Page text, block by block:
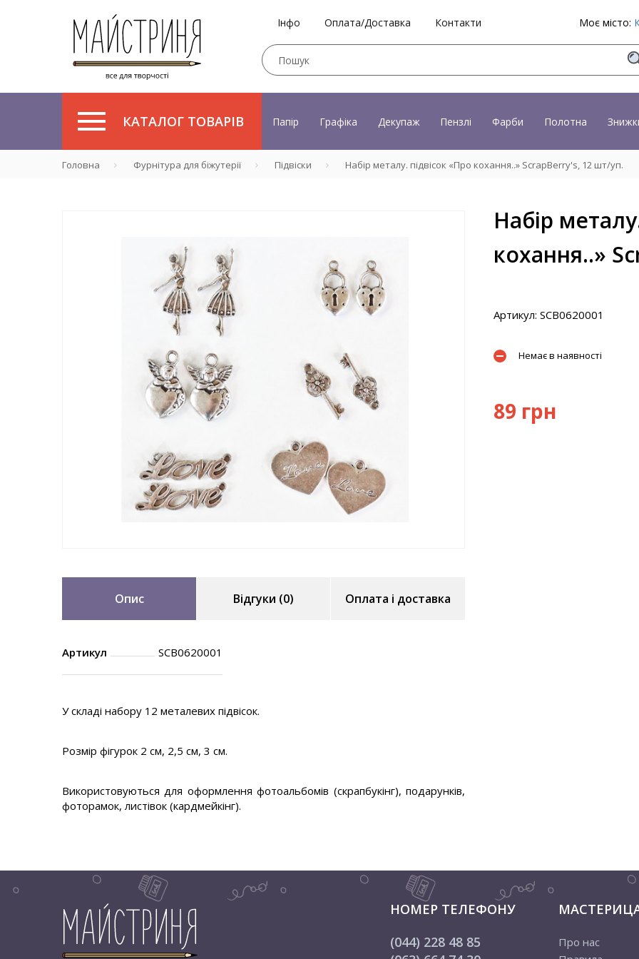
Інфо Оплата/Доставка Контакти Моє місто:
КАТАЛОГ ТОВАРІВ Папір Графіка Декупаж Пензлі Фарби Полотна
Головна Фурнітура для біжутерії Підвіски Набір металу. підвісок «Про кохання..» ScrapBerry's, 12 шт/уп.
Опис Відгуки (0) Оплата і доставка
Артикул SCB0620001
У складі набору 12 металевих підвісок.
Розмір фігурок 2 см, 2,5 см, 3 см.
Використовуються для оформлення фотоальбомів (скрапбукінг), подарунків,
фоторамок, листівок (кардмейкінг).
Набір
кохання..»
Артикул: SCB0620001
Немає в наявності
89 грн
НОМЕР ТЕЛЕФОНУ
(044) 228 48 85
Про нас